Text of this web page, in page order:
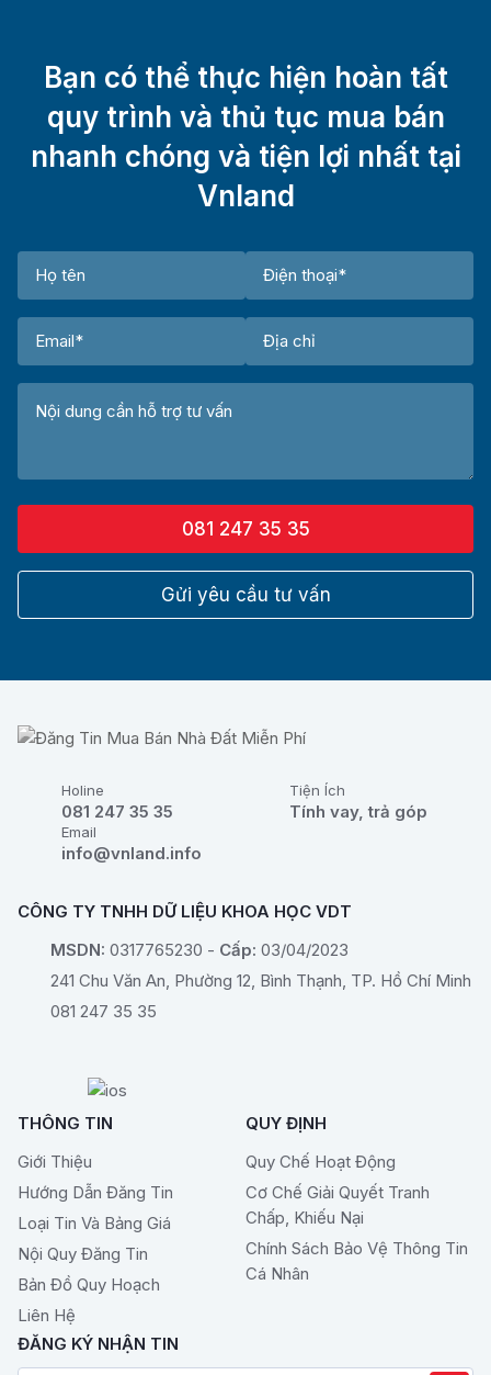
Bạn có thể thực hiện hoàn tất
quy trình và thủ tục mua bán
nhanh chóng và tiện lợi nhất tại
Vnland
081 247 35 35
Gửi yêu cầu tư vấn
Holine
081 247 35 35
Tiện Ích
Tính vay, trả góp
Email
info@vnland.info
CÔNG TY TNHH DỮ LIỆU KHOA HỌC VDT
MSDN: 0317765230 - Cấp: 03/04/2023
241 Chu Văn An, Phường 12, Bình Thạnh, TP. Hồ Chí Minh
081 247 35 35
THÔNG TIN
Giới Thiệu
Hướng Dẫn Đăng Tin
Loại Tin Và Bảng Giá
Nội Quy Đăng Tin
Bản Đồ Quy Hoạch
Liên Hệ
QUY ĐỊNH
Quy Chế Hoạt Động
Cơ Chế Giải Quyết Tranh
Chấp, Khiếu Nại
Chính Sách Bảo Vệ Thông Tin
Cá Nhân
ĐĂNG KÝ NHẬN TIN